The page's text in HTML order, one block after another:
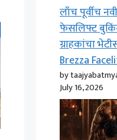
लाँच पूर्वीच
फेसलिफ्ट
ग्राहकांचा
Brezza
by
July 16, 2026